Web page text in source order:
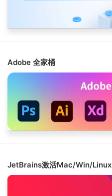
Adobe 全家桶
JetBrains激活Mac/Win/Linux